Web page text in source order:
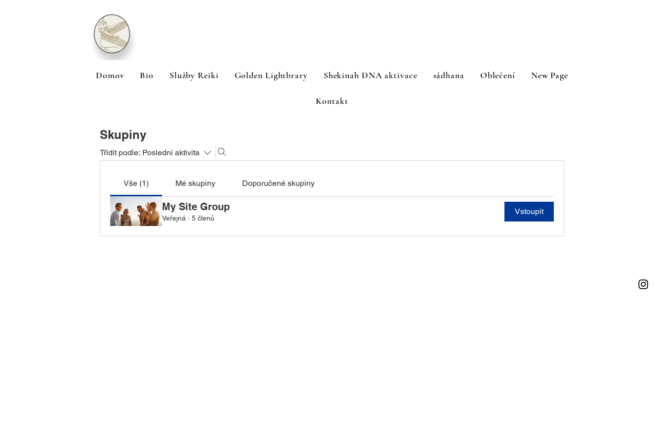
Domov Bio Služby Reiki Golden Lightbrary Shekinah DNA aktivace sádhana Oblečení New Page
Kontakt
Skupiny
Třídit podle: Poslední aktivita
Vše (1) Mé skupiny Doporučené skupiny
My Site Group
Veřejná · 5 členů
Vstoupit